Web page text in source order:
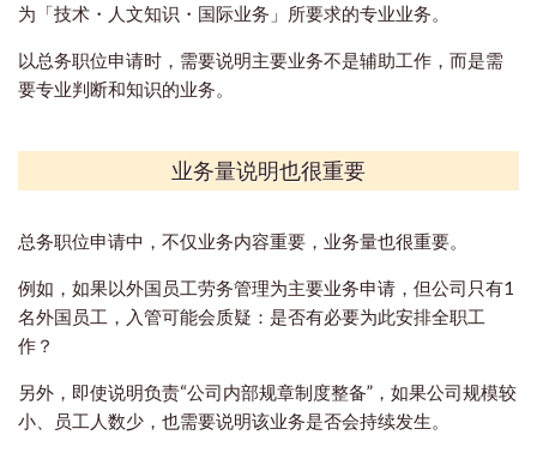
为「技术・人文知识・国际业务」所要求的专业业务。
以总务职位申请时，需要说明主要业务不是辅助工作，而是需
要专业判断和知识的业务。
业务量说明也很重要
总务职位申请中，不仅业务内容重要，业务量也很重要。
例如，如果以外国员工劳务管理为主要业务申请，但公司只有1
名外国员工，入管可能会质疑：是否有必要为此安排全职工
作？
另外，即使说明负责“公司内部规章制度整备”，如果公司规模较
小、员工人数少，也需要说明该业务是否会持续发生。